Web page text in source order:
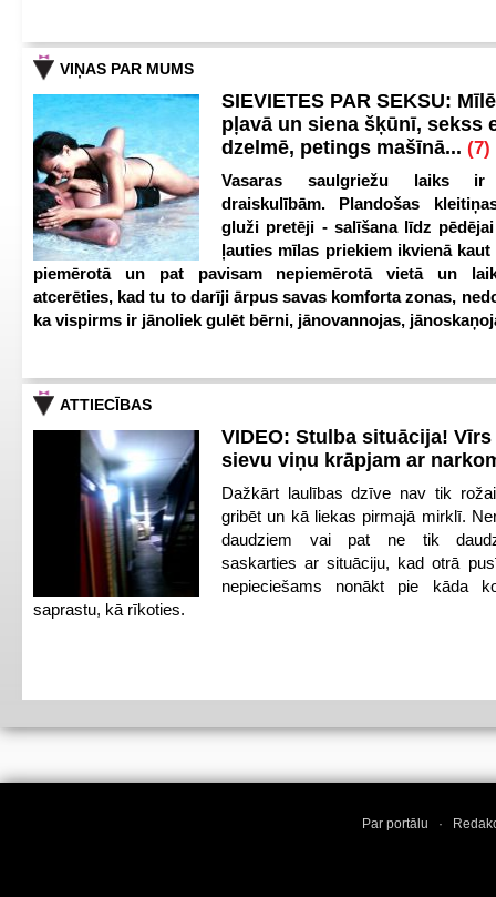
VIŅAS PAR MUMS
SIEVIETES PAR SEKSU:
pļavā un siena šķūnī, sekss
dzelmē, petings mašīnā... (7)
Vasaras saulgriežu laiks
draiskulībām. Plandošas
gluži pretēji - salīšana līdz
ļauties mīlas priekiem ikvienā kaut
piemērotā un pat pavisam nepiemērotā vietā un
atcerēties, kad tu to darīji ārpus savas komforta zonas,
ka vispirms ir jānoliek gulēt bērni, jānovannojas,
ATTIECĪBAS
VIDEO: Stulba situācija!
sievu viņu krāpjam ar
Dažkārt laulības dzīve nav tik
gribēt un kā liekas pirmajā mirklī.
daudziem vai pat ne tik
saskarties ar situāciju, kad otrā
nepieciešams nonākt pie kāda
saprastu, kā rīkoties.
Par portālu ·